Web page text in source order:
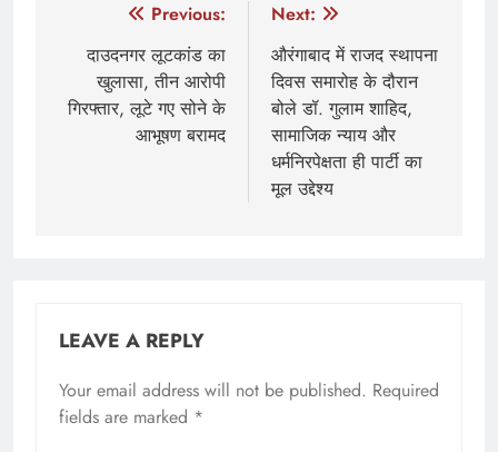
navigation
Previous:
दाउदनगर लूटकांड का
खुलासा, तीन आरोपी
गिरफ्तार, लूटे गए सोने के
आभूषण बरामद
Next:
औरंगाबाद में राजद स्थापना
दिवस समारोह के दौरान
बोले डॉ. गुलाम शाहिद,
सामाजिक न्याय और
धर्मनिरपेक्षता ही पार्टी का
मूल उद्देश्य
LEAVE A REPLY
Your email address will not be published. Required
fields are marked *